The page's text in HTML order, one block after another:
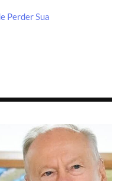
Perder Sua